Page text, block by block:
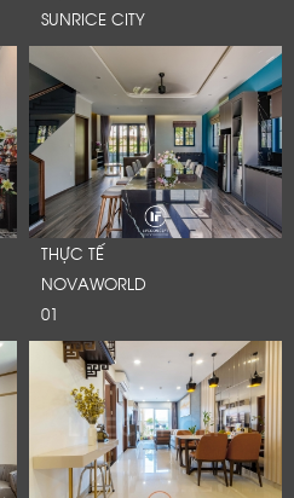
SUNRICE CITY
THỰC TẾ
NOVAWORLD
01
ƠN